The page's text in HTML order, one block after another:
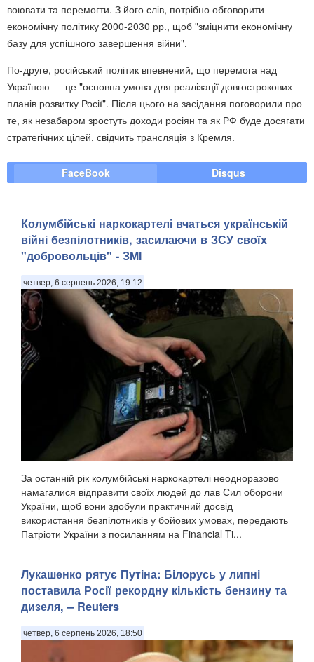
воювати та перемогти. З його слів, потрібно обговорити
економічну політику 2000-2030 рр., щоб "зміцнити економічну
базу для успішного завершення війни".
По-друге, російський політик впевнений, що перемога над
Україною — це "основна умова для реалізації довгострокових
планів розвитку Росії". Після цього на засідання поговорили про
те, як незабаром зростуть доходи росіян та як РФ буде досягати
стратегічних цілей, свідчить трансляція з Кремля.
FaceBook Disqus
Колумбійські наркокартелі вчаться українській
війні безпілотників, засилаючи в ЗСУ своїх
"добровольців" - ЗМІ
четвер, 6 серпень 2026, 19:12
За останній рік колумбійські наркокартелі неодноразово
намагалися відправити своїх людей до лав Сил оборони
України, щоб вони здобули практичний досвід
використання безпілотників у бойових умовах, передають
Патріоти України з посиланням на Financial Ti...
Лукашенко рятує Путіна: Білорусь у липні
поставила Росії рекордну кількість бензину та
дизеля, – Reuters
четвер, 6 серпень 2026, 18:50